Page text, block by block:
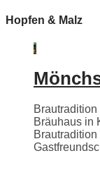
Hopfen & Malz
Bräuhaus in